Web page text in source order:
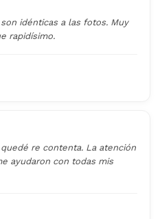
idénticas a las fotos. Muy
rapidísimo.
re contenta. La atención
ayudaron con todas mis